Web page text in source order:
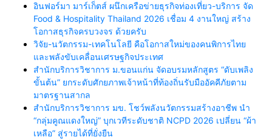
อินฟอร์มา มาร์เก็ตส์ ผนึกเครือข่ายธุรกิจท่องเที่ยว-บริการ จัด
Food & Hospitality Thailand 2026 เชื่อม 4 งานใหญ่ สร้าง
โอกาสธุรกิจครบวงจร ด้วยครับ
วิจัย-นวัตกรรม-เทคโนโลยี คือโอกาสใหม่ของคนพิการไทย
และพลังขับเคลื่อนเศรษฐกิจประเทศ
สำนักบริการวิชาการ ม.ขอนแก่น จัดอบรมหลักสูตร “ดับเพลิง
ขั้นต้น” ยกระดับศักยภาพเจ้าหน้าที่ท้องถิ่นรับมืออัคคีภัยตาม
มาตรฐานสากล
สำนักบริการวิชาการ มข. โชว์พลังนวัตกรรมสร้างอาชีพ นำ
“กลุ่มคูณแดงใหญ่” บุกเวทีระดับชาติ NCPD 2026 เปลี่ยน “ผ้า
เหลือ” สู่รายได้ที่ยั่งยืน